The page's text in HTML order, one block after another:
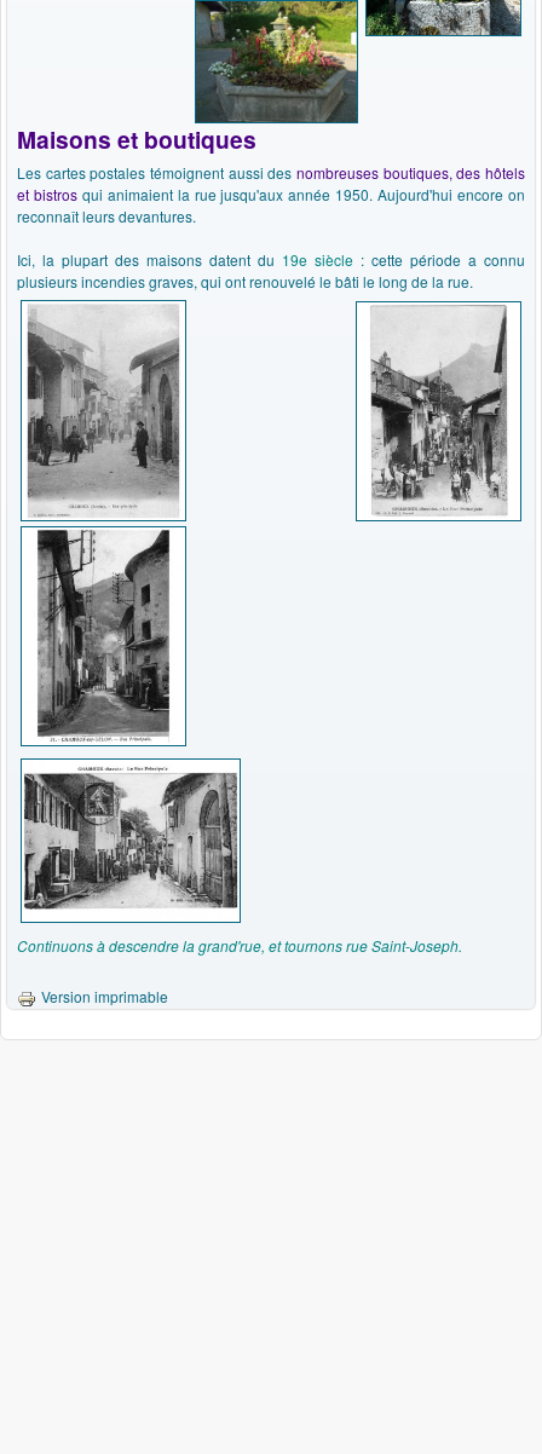
Maisons et boutiques
Les cartes postales témoignent aussi des nombreuses boutiques, des hôtels
et bistrosqui animaient la rue jusqu'aux année 1950. Aujourd'hui encore on
reconnaît leurs devantures.
Ici, la plupart des maisons datent du 19e siècle : cette période a connu
plusieurs incendies graves, qui ont renouvelé le bâti le long de la rue.
Continuons à descendre la grand'rue, et tournons rue Saint-Joseph.
Version imprimable